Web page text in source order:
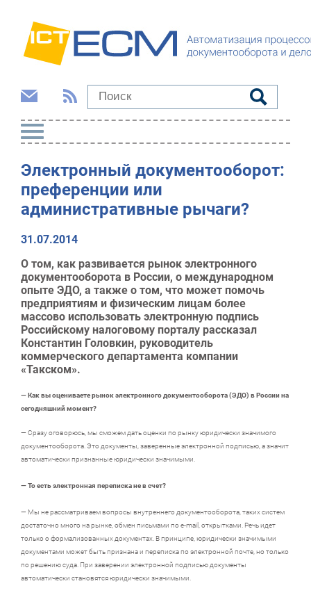
Электронный документооборот:
преференции или
административные рычаги?
31.07.2014
О том, как развивается рынок электронного
документооборота в России, о международном
опыте ЭДО, а также о том, что может помочь
предприятиям и физическим лицам более
массово использовать электронную подпись
Российскому налоговому порталу рассказал
Константин Головкин, руководитель
коммерческого департамента компании
«Такском».
— Как вы оцениваете рынок электронного документооборота (ЭДО) в России на
сегодняшний момент?
— Сразу оговорюсь, мы сможем дать оценки по рынку юридически значимого
документооборота. Это документы, заверенные электронной подписью, а значит
автоматически признанные юридически значимыми.
— То есть электронная переписка не в счет?
— Мы не рассматриваем вопросы внутреннего документооборота, таких систем
достаточно много на рынке, обмен письмами по e-mail, открытками. Речь идет
только о формализованных документах. В принципе, юридически значимыми
документами может быть признана и переписка по электронной почте, но только
по решению суда. При заверении электронной подписью документы
автоматически становятся юридически значимыми.